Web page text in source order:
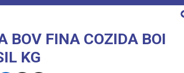
BOV FINA COZIDA BOI
KG